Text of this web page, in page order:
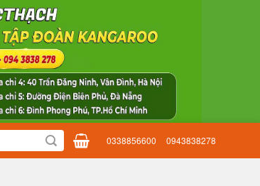
0338856600 0943838278